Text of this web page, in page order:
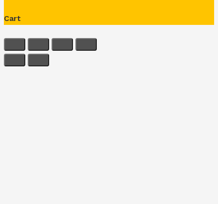
Cart